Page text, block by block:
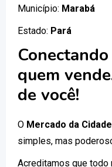
Município: Marabá
Estado: Pará
quem
de você!
O Mercado da Cidade
simples, mas
Acreditamos que todo